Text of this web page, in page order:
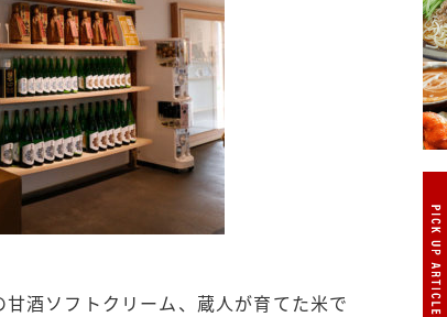
酒ソフトクリーム、蔵人が育てた米で